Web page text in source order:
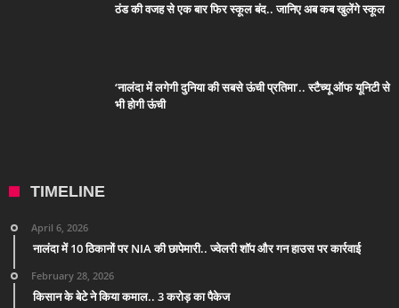
ठंड की वजह से एक बार फिर स्कूल बंद.. जानिए अब कब खुलेंगे स्कूल
‘नालंदा में लगेगी दुनिया की सबसे ऊंची प्रतिमा’.. स्टैच्यू ऑफ यूनिटी से
भी होगी ऊंची
TIMELINE
April 6, 2026
नालंदा में 10 ठिकानों पर NIA की छापेमारी.. ज्वेलरी शॉप और गन हाउस पर कार्रवाई
February 28, 2026
किसान के बेटे ने किया कमाल.. 3 करोड़ का पैकेज